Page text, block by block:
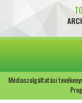
Médiaszolgáltatási